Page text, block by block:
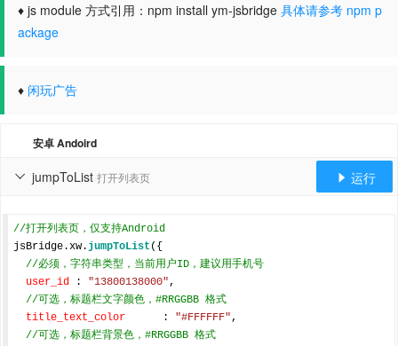
♦ js module 方式引用：npm install ym-jsbridge 具体请参考 npm p
ackage
♦ 闲玩广告
安卓 Andoird
jumpToList 打开列表页
  运行
//打开列表页，仅支持Android
jsBridge.xw.jumpToList ({
//必须，字符串类型，当前用户ID，建议用手机号
user_id : "13800138000",
//可选，标题栏文字颜色，#RRGGBB 格式
title_text_color
      :
"#FFFFFF",
//可选，标题栏背景色，#RRGGBB 格式